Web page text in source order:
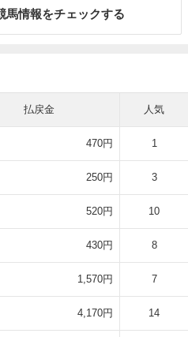
馬情報をチェックする
払戻金 人気
470円 1
250円 3
520円 10
430円 8
1,570円 7
4,170円 14